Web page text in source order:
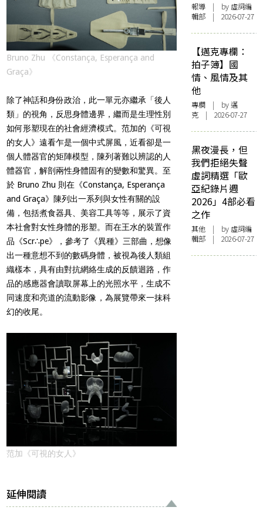
Bruno Zhu 《Constança, Esperança and
Graça》
除了神話和身份政治，此一單元亦繼承「後人
類」的視角，反思身體邊界，繼而是生理性別
如何形塑現在的社會經濟模式。范加的《可視
的女人》遠看乍是一個中式屏風，近看卻是一
個人體器官的矩陣模型，陳列著難以辨認的人
體器官，解剖兩性身體固有的變數和驚異。至
於 Bruno Zhu 則在《Constança, Esperança
and Graça》陳列出一系列與女性有關的設
備，包括煮食器具、美容工具等等，展示了資
本社會對女性身體的形塑。而在王水的裝置作
品《Scr∴pe》，參考了《異種》三部曲，想像
出一種意想不到的數碼身體，被視為後人類組
織樣本，具有由對抗網絡生成的反饋迴路，作
品的感應器會讀取屏幕上的光照水平，生成不
同速度和亮道的流動影像，為展覽帶來一抹科
幻的收尾。
范加《可視的女人》
延伸閱讀
報導 | by 虛詞編
輯部 | 2026-07-27
【邁克專欄：
拍子簿】國
情、風情及其
他
專欄 | by邁
克 | 2026-07-27
黑夜漫長，但
我們拒絕失聲
虛詞精選「歐
亞紀錄片週
2026」4部必看
之作
其他 | by 虛詞編
輯部 | 2026-07-27